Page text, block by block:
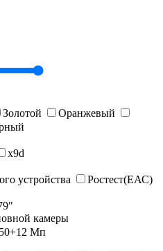
Золотой
Оранжевый
x9d
устройства
Pостест(ЕАС)
камеры
Мп